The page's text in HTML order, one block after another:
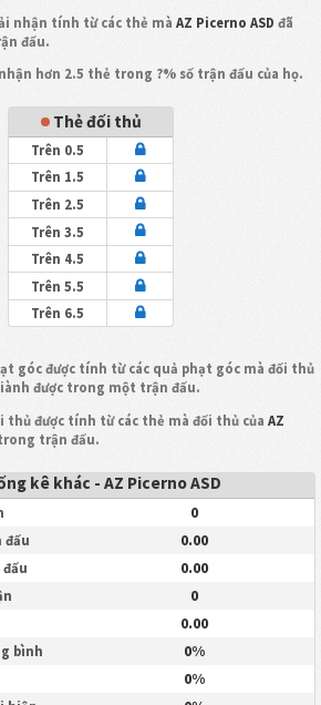
nhận tính từ các thẻ màAZ Picerno ASD đã
đấu.
hơn 2.5 thẻ trong ?% số trận đấu của họ.
Thẻ đối thủ
Trên 0.5
Trên 1.5
Trên 2.5
Trên 3.5
Trên 4.5
Trên 5.5
Trên 6.5
góc được tính từ các quả phạt góc mà đối thủ
được trong một trận đấu.
thủ được tính từ các thẻ mà đối thủ củaAZ
trận đấu.
kê khác - AZ Picerno ASD
0
đấu 0.00
0.00
0
0.00
bình 0%
0%